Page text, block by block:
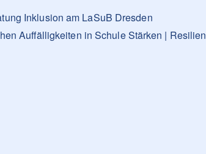
Inklusion am LaSuB Dresden
Auffälligkeiten in Schule Stärken |